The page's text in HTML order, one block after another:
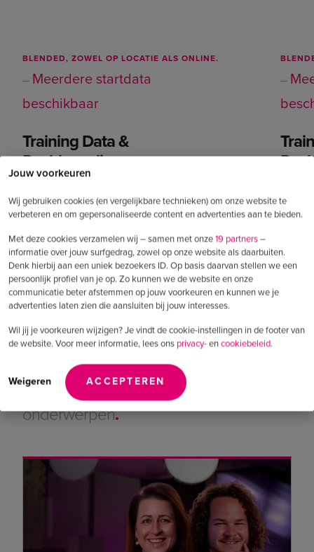
Jouw voorkeuren
Wij gebruiken cookies (en vergelijkbare technieken) om onze website te
verbeteren en om gepersonaliseerde content en advertenties aan te bieden.
Met deze cookies verzamelen wij – samen met onze19 partners–
informatie over jouw surfgedrag, zowel op onze website als daarbuiten.
Denk hierbij aan een uniek bezoekers ID. Op basis daarvan stellen we een
persoonlijk profiel van je op. Zo kunnen we de website en onze
communicatie beter afstemmen op jouw voorkeuren en kunnen we je
advertenties laten zien die aansluiten bij jouw interesses.
Wil jij je voorkeuren wijzigen? Je vindt de cookie-instellingen in de footer van
de website. Voor meer informatie, lees ons privacy-encookiebeleid.
Weigeren ACCEPTEREN
BLENDED, ZOWEL OP LOCATIE ALS ONLINE.
Meerdere startdata
beschikbaar
Training Data &
Dashboarding
Lees meer
BEKIJK ALLE CURSUSSEN &
TRAININGEN
Upcoming events
Blijf op de hoogte van de meest actuele
onderwerpen.